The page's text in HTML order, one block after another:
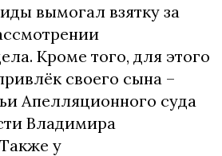
вымогал взятку за
Кроме того, для этого
своего сына –
Апелляционного суда
Владимира
у